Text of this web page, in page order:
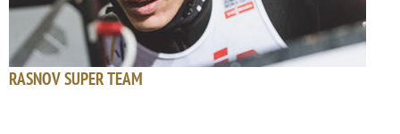
RASNOV SUPER TEAM